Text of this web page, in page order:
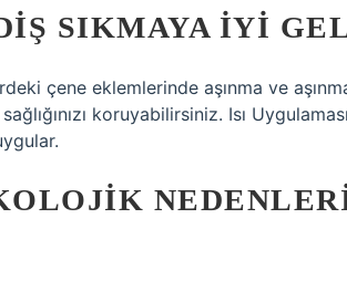
SIKMAYA IYI
çene eklemlerinde aşınma ve
koruyabilirsiniz. Isı